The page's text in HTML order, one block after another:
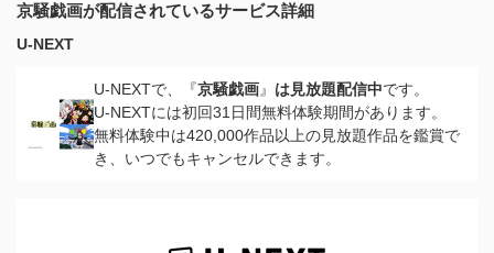
京騒戯画が配信されているサービス詳細
U-NEXT
U-NEXTで、『京騒戯画』 は見放題配信中です。
U-NEXTには初回31日間無料体験期間があります。
無料体験中は420,000作品以上の見放題作品を鑑賞で
き、いつでもキャンセルできます。